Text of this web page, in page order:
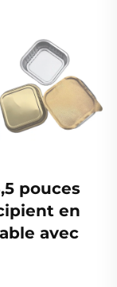
pouces
en
avec